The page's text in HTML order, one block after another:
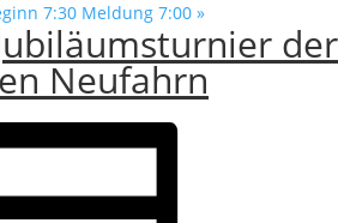
7:30 Meldung 7:00 »
der
Neufahrn